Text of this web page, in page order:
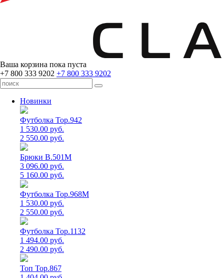
Ваша корзина пока пуста
+7 800 333 9202 +7 800 333 9202
Новинки
Футболка Top.942
1 530.00 руб.
2 550.00 руб.
Брюки B.501M
3 096.00 руб.
5 160.00 руб.
Футболка Top.968M
1 530.00 руб.
2 550.00 руб.
Футболка Top.1132
1 494.00 руб.
2 490.00 руб.
Топ Top.867